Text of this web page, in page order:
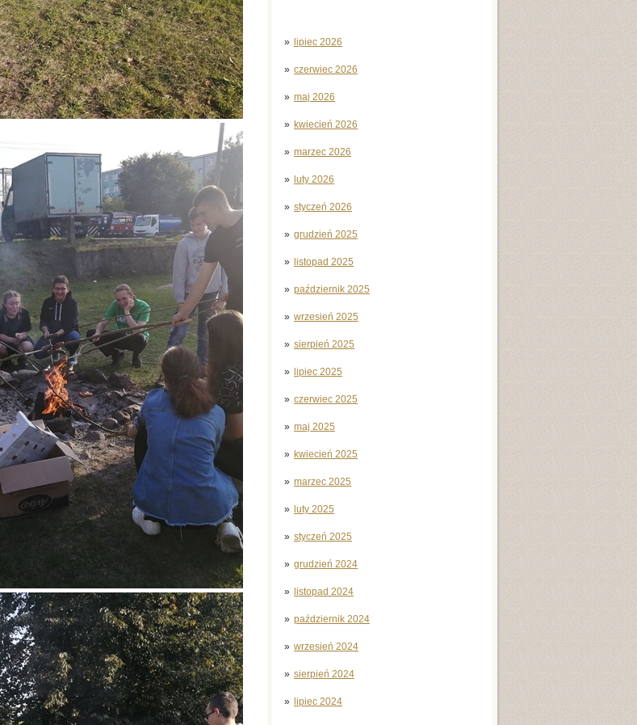
lipiec 2026
czerwiec 2026
maj 2026
kwiecień 2026
marzec 2026
luty 2026
styczeń 2026
grudzień 2025
listopad 2025
październik 2025
wrzesień 2025
sierpień 2025
lipiec 2025
czerwiec 2025
maj 2025
kwiecień 2025
marzec 2025
luty 2025
styczeń 2025
grudzień 2024
listopad 2024
październik 2024
wrzesień 2024
sierpień 2024
lipiec 2024